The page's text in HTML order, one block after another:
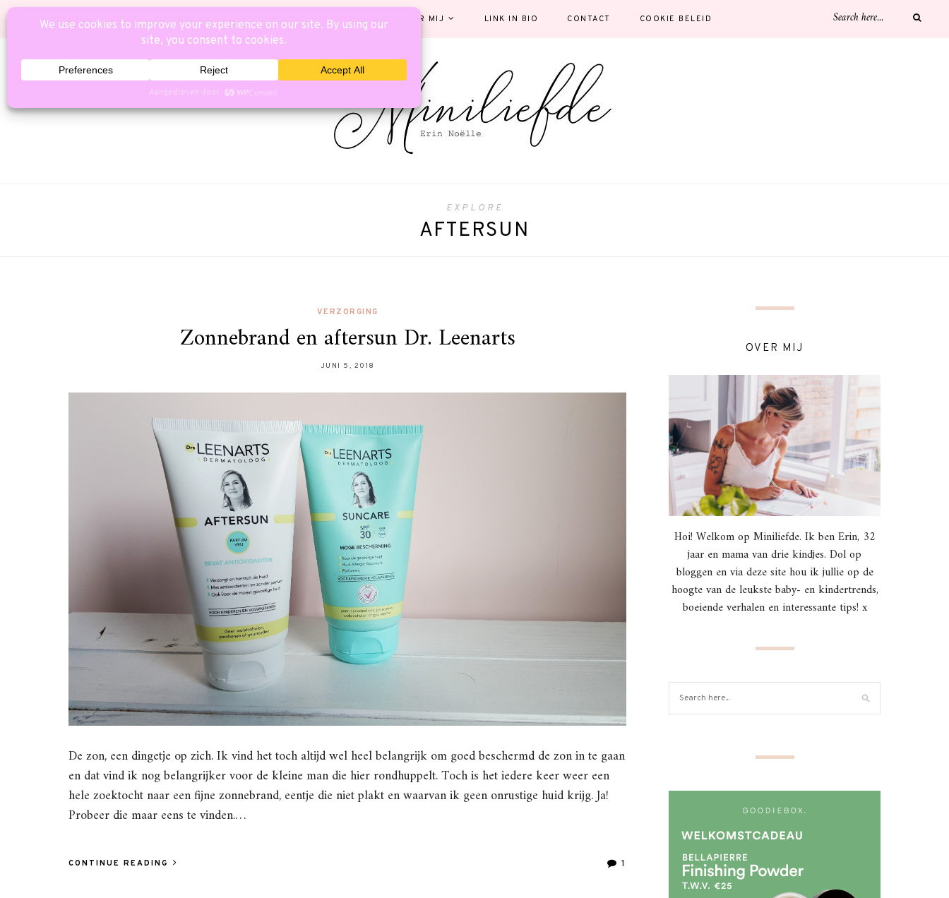
CATEGORIEËN OVER MIJ LINK IN BIO CONTACT COOKIE BELEID
EXPLORE
AFTERSUN
VERZORGING
Zonnebrand en aftersun Dr. Leenarts
JUNI 5, 2018
De zon, een dingetje op zich. Ik vind het toch altijd wel heel belangrijk om goed beschermd de zon in te gaan
en dat vind ik nog belangrijker voor de kleine man die hier rondhuppelt. Toch is het iedere keer weer een
hele zoektocht naar een fijne zonnebrand, eentje die niet plakt en waarvan ik geen onrustige huid krijg. Ja!
Probeer die maar eens te vinden.…
CONTINUE READING 1
OVER MIJ
Hoi! Welkom op Miniliefde. Ik ben Erin, 32
jaar en mama van drie kindjes. Dol op
bloggen en via deze site hou ik jullie op de
hoogte van de leukste baby- en kindertrends,
boeiende verhalen en interessante tips! x